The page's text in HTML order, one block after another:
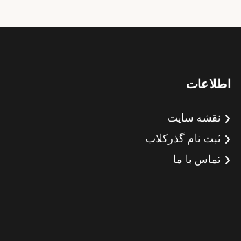
اطلاعات
نقشه سایت
ثبت نام گذرکلاب
تماس با ما